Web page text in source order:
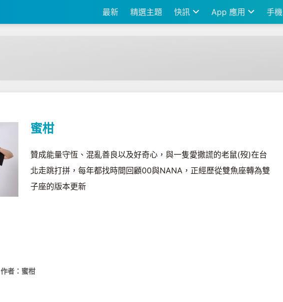
最新 精選主題 快訊 App 應用 手機
蜜柑
贊成能量守恆、混亂善良以及好奇心，與一隻愛撒謊的老鼠(歿)在台
北走跳打拼，每年都找時間回顧00與NANA，正經歷從雙魚座轉為雙
子座的版本更新
作者：蜜柑